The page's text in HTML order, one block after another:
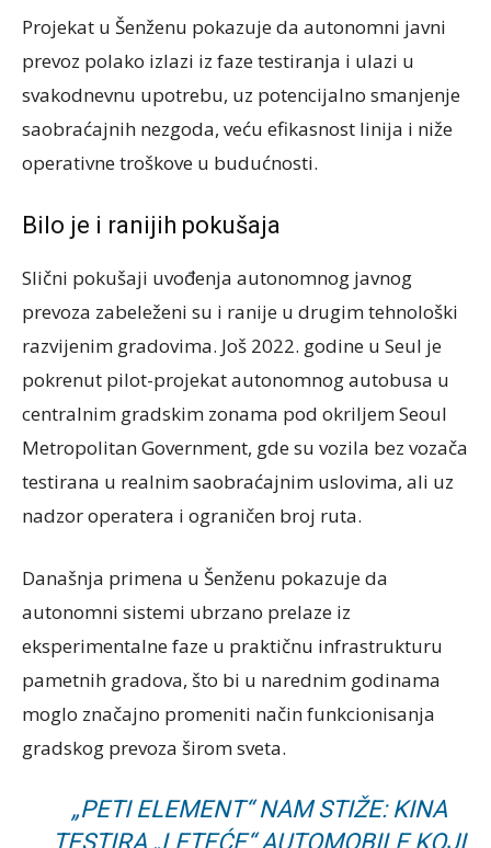
Projekat u Šenženu pokazuje da autonomni javni
prevoz polako izlazi iz faze testiranja i ulazi u
svakodnevnu upotrebu, uz potencijalno smanjenje
saobraćajnih nezgoda, veću efikasnost linija i niže
operativne troškove u budućnosti.
Bilo je i ranijih pokušaja
Slični pokušaji uvođenja autonomnog javnog
prevoza zabeleženi su i ranije u drugim tehnološki
razvijenim gradovima. Još 2022. godine u Seul je
pokrenut pilot-projekat autonomnog autobusa u
centralnim gradskim zonama pod okriljemSeoul
Metropolitan Government, gde su vozila bez vozača
testirana u realnim saobraćajnim uslovima, ali uz
nadzor operatera i ograničen broj ruta.
Današnja primena u Šenženu pokazuje da
autonomni sistemi ubrzano prelaze iz
eksperimentalne faze u praktičnu infrastrukturu
pametnih gradova, što bi u narednim godinama
moglo značajno promeniti način funkcionisanja
gradskog prevoza širom sveta.
„PETI ELEMENT“ NAM STIŽE: KINA
TESTIRA „LETEĆE“ AUTOMOBILE KOJI